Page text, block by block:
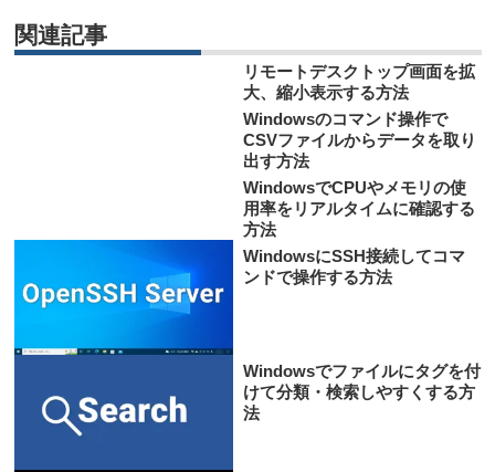
関連記事
リモートデスクトップ画面を拡
大、縮小表示する方法
Windowsのコマンド操作で
CSVファイルからデータを取り
出す方法
WindowsでCPUやメモリの使
用率をリアルタイムに確認する
方法
WindowsにSSH接続してコマ
ンドで操作する方法
Windowsでファイルにタグを付
けて分類・検索しやすくする方
法